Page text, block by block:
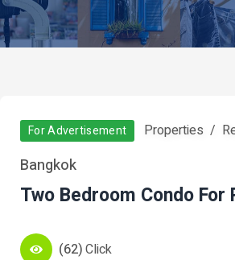
For Advertisement Properties
Bangkok
Two Bedroom Condo For
(62)Click